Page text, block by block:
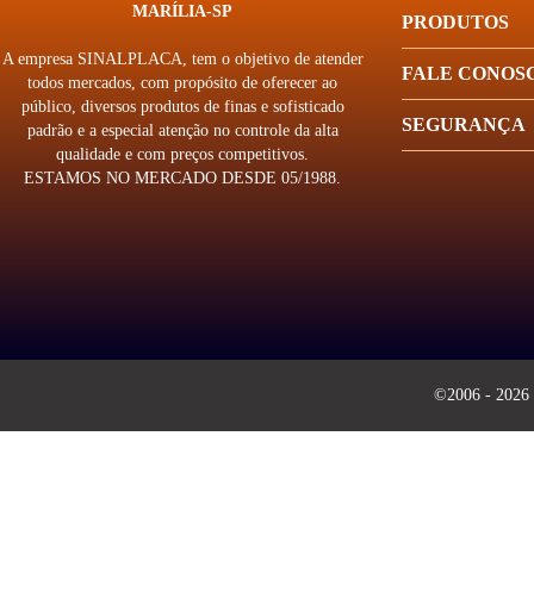
MARÍLIA-SP
A empresa SINALPLACA, tem o objetivo de atender
todos mercados, com propósito de oferecer ao
público, diversos produtos de finas e sofisticado
padrão e a especial atenção no controle da alta
qualidade e com preços competitivos.
ESTAMOS NO MERCADO DESDE 05/1988.
PRODUTOS
FALE
SEGURANÇA
©2006 - 2026